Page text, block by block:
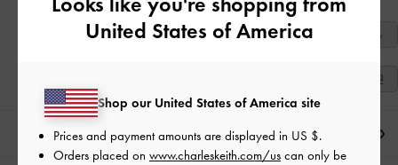
35
37
38
39
40
42
ملاحظات المحرر
United States of America
Shop our United States of America site
Prices and payment amounts are displayed in US $.
Orders placed on www.charleskeith.com/us can only be